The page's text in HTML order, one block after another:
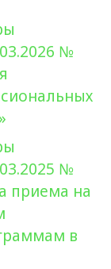
№
№
приема на
в